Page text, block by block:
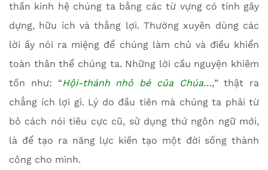
thần kinh hệ chúng ta bằng các từ vựng có tính gây
dựng, hữu ích và thắng lợi. Thường xuyên dùng các
lời ấy nói ra miệng để chúng làm chủ và điều khiển
toàn thân thể chúng ta. Những lời cầu nguyện khiêm
tốn như: “Hội-thánh nhỏ bé của Chúa…,” thật ra
chẳng ích lợi gì. Lý do đầu tiên mà chúng ta phải từ
bỏ cách nói tiêu cực cũ, sử dụng thứ ngôn ngữ mới,
là để tạo ra năng lực kiến tạo một đời sống thành
công cho mình.